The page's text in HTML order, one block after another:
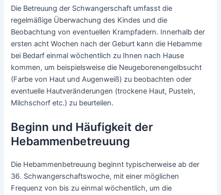
Die Betreuung der Schwangerschaft umfasst die
regelmäßige Überwachung des Kindes und die
Beobachtung von eventuellen Krampfadern. Innerhalb der
ersten acht Wochen nach der Geburt kann die Hebamme
bei Bedarf einmal wöchentlich zu Ihnen nach Hause
kommen, um beispielsweise die Neugeborenengelbsucht
(Farbe von Haut und Augenweiß) zu beobachten oder
eventuelle Hautveränderungen (trockene Haut, Pusteln,
Milchschorf etc.) zu beurteilen.
Beginn und Häufigkeit der
Hebammenbetreuung
Die Hebammenbetreuung beginnt typischerweise ab der
36. Schwangerschaftswoche, mit einer möglichen
Frequenz von bis zu einmal wöchentlich, um die